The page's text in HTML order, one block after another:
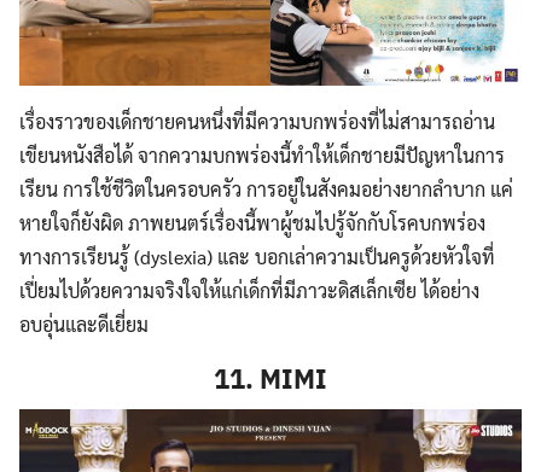
เรื่องราวของเด็กชายคนหนึ่งที่มีความบกพร่องที่ไม่สามารถอ่าน
เขียนหนังสือได้ จากความบกพร่องนี้ทำให้เด็กชายมีปัญหาในการ
เรียน การใช้ชีวิตในครอบครัว การอยู่ในสังคมอย่างยากลำบาก แค่
หายใจก็ยังผิด ภาพยนตร์เรื่องนี้พาผู้ชมไปรู้จักกับโรคบกพร่อง
ทางการเรียนรู้ (dyslexia) และ บอกเล่าความเป็นครูด้วยหัวใจที่
เปี่ยมไปด้วยความจริงใจให้แก่เด็กที่มีภาวะดิสเล็กเซีย ได้อย่าง
อบอุ่นและดีเยี่ยม
11. MIMI